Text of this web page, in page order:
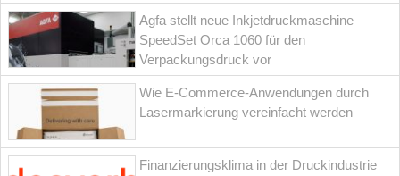
Agfa stellt neue Inkjetdruckmaschine
SpeedSet Orca 1060 für den
Verpackungsdruck vor
Wie E-Commerce-Anwendungen durch
Lasermarkierung vereinfacht werden
Finanzierungsklima in der Druckindustrie